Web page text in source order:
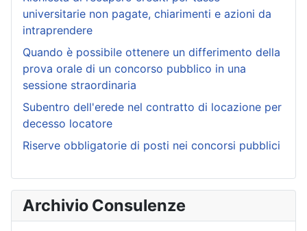
universitarie non pagate, chiarimenti e azioni da
intraprendere
Quando è possibile ottenere un differimento della
prova orale di un concorso pubblico in una
sessione straordinaria
Subentro dell'erede nel contratto di locazione per
decesso locatore
Riserve obbligatorie di posti nei concorsi pubblici
Archivio Consulenze